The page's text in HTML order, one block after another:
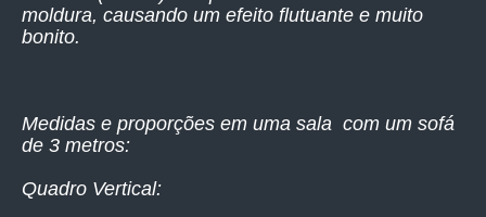
moldura, causando um efeito flutuante e muito
bonito.
Medidas e proporções em uma sala com um sofá
de 3 metros:
Quadro Vertical: